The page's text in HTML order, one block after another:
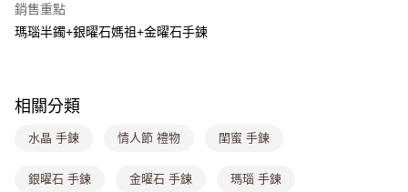
1.本服務係由「台灣大哥大股份有限公司」（以下簡稱本公司）所提供，讓
用戶於交易時，得透過本服務購買商品或服務，並由商店將買賣／分期付款
買賣價金債權讓與本公司後，依約使用本公司帳單繳交帳款。
3.完整用戶服務條款，請詳閱以下連結：
付款後萊爾富取貨
每筆NT$8,888，滿NT$8,888(含以上)免運費
宅配
銷售重點
瑪瑙半鐲+銀曜石媽祖+金曜石手鍊
相關分類
水晶 手鍊 情人節 禮物 閨蜜 手鍊
銀曜石 手鍊 金曜石 手鍊 瑪瑙 手鍊